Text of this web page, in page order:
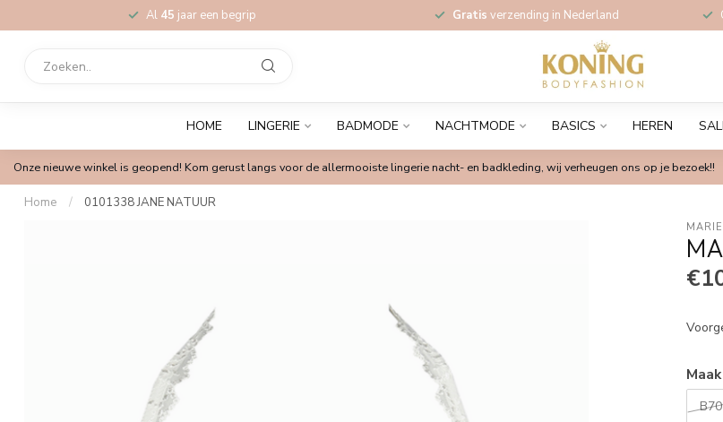
Al 45 jaar een begrip Gratis verzending in Nederland
HOME LINGERIE BADMODE NACHTMODE BASICS HEREN
Onze nieuwe winkel is geopend! Kom gerust langs voor de allermooiste lingerie nacht- en badkleding, wij verheugen ons op je bezoek!!
Home / 0101338 JANE NATUUR
B70